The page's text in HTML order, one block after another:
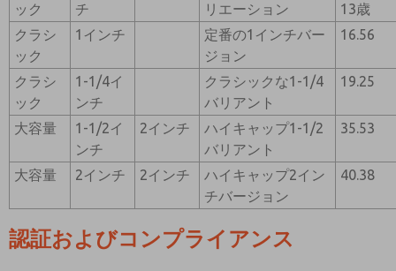
ック
チ
リエーション
13歳
クラシ
ック
1インチ
定番の1インチバー
ジョン
16.56
クラシ
ック
1-1/4イ
ンチ
クラシックな1-1/4
バリアント
19.25
大容量
1-1/2イ
ンチ
2インチ
ハイキャップ1-1/2
バリアント
35.53
大容量 2インチ 2インチ
ハイキャップ2イン
チバージョン
40.38
認証およびコンプライアンス